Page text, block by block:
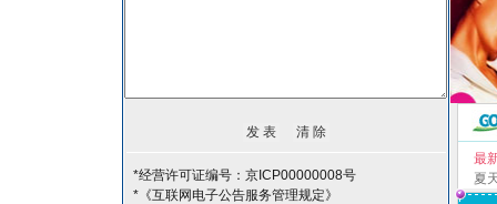
*经营许可证编号：京ICP00000008号
*《互联网电子公告服务管理规定》
最
夏